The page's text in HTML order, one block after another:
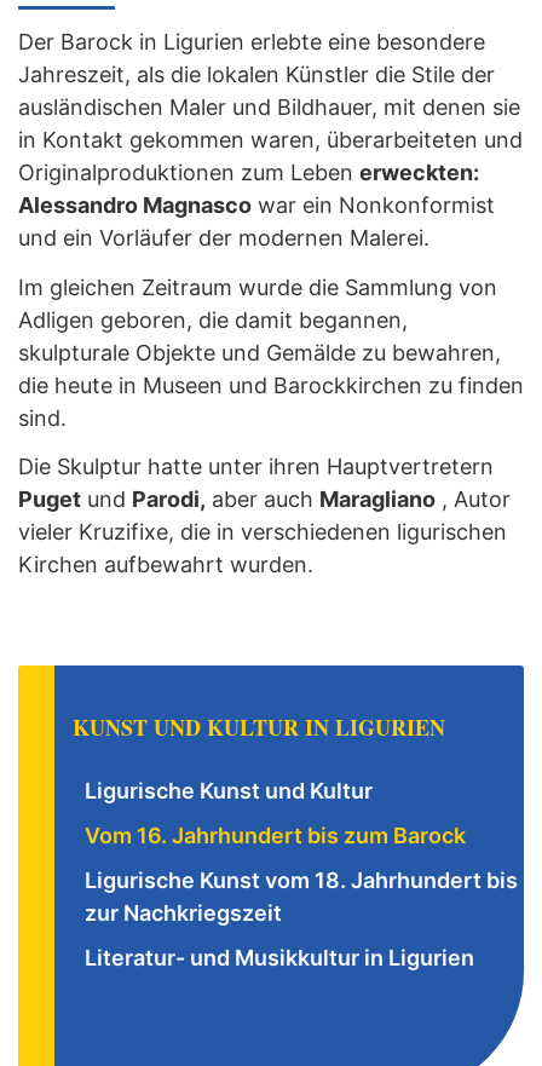
Der Barock in Ligurien erlebte eine besondere
Jahreszeit, als die lokalen Künstler die Stile der
ausländischen Maler und Bildhauer, mit denen sie
in Kontakt gekommen waren, überarbeiteten und
Originalproduktionen zum Leben erweckten:
Alessandro Magnasco war ein Nonkonformist
und ein Vorläufer der modernen Malerei.
Im gleichen Zeitraum wurde die Sammlung von
Adligen geboren, die damit begannen,
skulpturale Objekte und Gemälde zu bewahren,
die heute in Museen und Barockkirchen zu finden
sind.
Die Skulptur hatte unter ihren Hauptvertretern
Puget und Parodi, aber auch Maragliano , Autor
vieler Kruzifixe, die in verschiedenen ligurischen
Kirchen aufbewahrt wurden.
KUNST UND KULTUR IN LIGURIEN
Ligurische Kunst und Kultur
Vom 16. Jahrhundert bis zum Barock
Ligurische Kunst vom 18. Jahrhundert bis
zur Nachkriegszeit
Literatur- und Musikkultur in Ligurien